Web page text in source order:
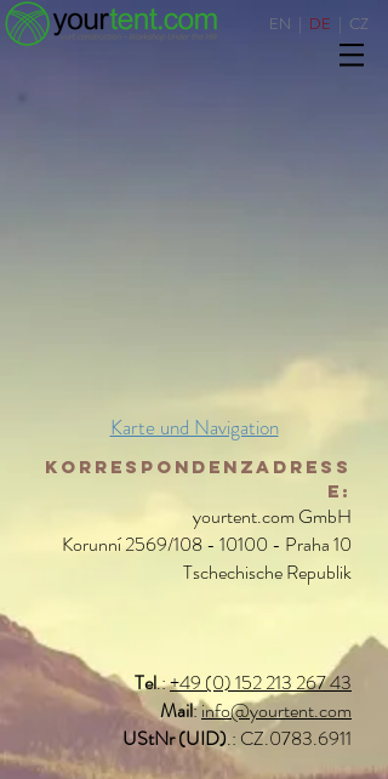
EN | DE | CZ
Karte und Navigation
Korrespondenzadress
e:
yourtent.com GmbH
Korunní 2569/108 - 10100 - Praha 10
Tschechische Republik
Tel.:+49 (0) 152 213 267 43
Mail:info@yourtent.com
UStNr (UID).: CZ.0783.6911